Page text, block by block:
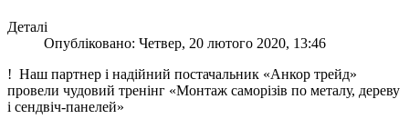
Деталі
Опубліковано: Четвер, 20 лютого 2020, 13:46
! ️ Наш партнер і надійний постачальник «Анкор трейд»
провели чудовий тренінг «Монтаж саморізів по металу, дереву
і сендвіч-панелей»